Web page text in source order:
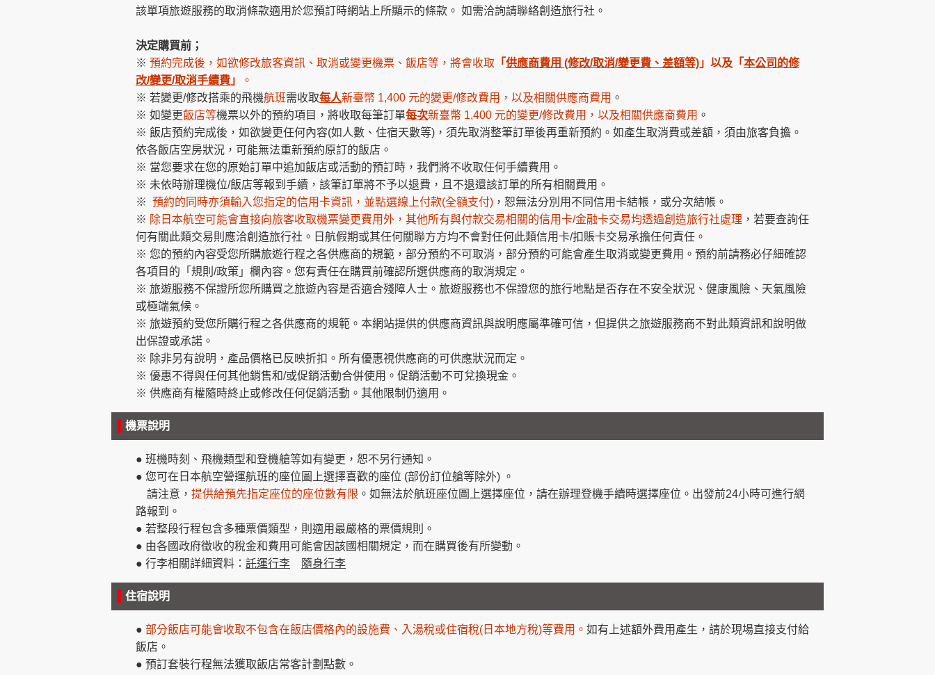
該單項旅遊服務的取消條款適用於您預訂時網站上所顯示的條款。 如需洽詢請聯絡創造旅行社。
決定購買前；
※ 預約完成後，如欲修改旅客資訊、取消或變更機票、飯店等，將會收取 「供應商費用 (修改/取消/變更費、差額等) 」以及「本公司的修
改/變更/取消手續費 」
。
※ 若變更/修改搭乘的飛機航班需收取每人新臺幣 1,400 元的變更/修改費用，以及相關供應商費用 。
※ 如變更飯店等機票以外的預約項目，將收取每筆訂單每次新臺幣 1,400 元的變更/修改費用，以及相關供應商費用 。
※ 飯店預約完成後，如欲變更任何內容(如人數、住宿天數等)，須先取消整筆訂單後再重新預約。如產生取消費或差額，須由旅客負擔。
依各飯店空房狀況，可能無法重新預約原訂的飯店。
※ 當您要求在您的原始訂單中追加飯店或活動的預訂時，我們將不收取任何手續費用。
※ 未依時辦理機位/飯店等報到手續，該筆訂單將不予以退費，且不退還該訂單的所有相關費用。
※ 預約的同時亦須輸入您指定的信用卡資訊，並點選線上付款(全額支付) ，恕無法分別用不同信用卡結帳，或分次結帳。
※ 除日本航空可能會直接向旅客收取機票變更費用外，其他所有與付款交易相關的信用卡/金融卡交易均透過創造旅行社處理 ，若要查詢任
何有關此類交易則應洽創造旅行社。日航假期或其任何關聯方方均不會對任何此類信用卡/扣賬卡交易承擔任何責任。
※ 您的預約內容受您所購旅遊行程之各供應商的規範，部分預約不可取消，部分預約可能會產生取消或變更費用。預約前請務必仔細確認
各項目的「規則/政策」欄內容。您有責任在購買前確認所選供應商的取消規定。
※ 旅遊服務不保證所您所購買之旅遊內容是否適合殘障人士。旅遊服務也不保證您的旅行地點是否存在不安全狀況、健康風險、天氣風險
或極端氣候。
※ 旅遊預約受您所購行程之各供應商的規範。本網站提供的供應商資訊與說明應屬準確可信，但提供之旅遊服務商不對此類資訊和說明做
出保證或承諾。
※ 除非另有說明，產品價格已反映折扣。所有優惠視供應商的可供應狀況而定。
※ 優惠不得與任何其他銷售和/或促銷活動合併使用。促銷活動不可兌換現金。
※ 供應商有權隨時終止或修改任何促銷活動。其他限制仍適用。
機票說明
● 班機時刻、飛機類型和登機艙等如有變更，恕不另行通知。
● 您可在日本航空營運航班的座位圖上選擇喜歡的座位 (部份訂位艙等除外) 。
請注意， 提供給預先指定座位的座位數有限 。如無法於航班座位圖上選擇座位，請在辦理登機手續時選擇座位。出發前24小時可進行網
路報到。
● 若整段行程包含多種票價類型，則適用最嚴格的票價規則。
● 由各國政府徵收的稅金和費用可能會因該國相關規定，而在購買後有所變動。
● 行李相關詳細資料： 託運行李 隨身行李
住宿說明
● 部分飯店可能會收取不包含在飯店價格內的設施費、入湯稅或住宿稅(日本地方稅)等費用。 如有上述額外費用產生，請於現場直接支付給
飯店。
● 預訂套裝行程無法獲取飯店常客計劃點數。